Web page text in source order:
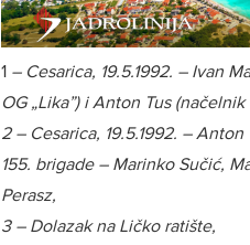
1 – Cesarica, 19.5.1992. – Ivan
OG „Lika”) i Anton Tus
2 – Cesarica, 19.5.1992. –
155. brigade – Marinko Sučić,
Perasz,
3 – Dolazak na Ličko ratište,